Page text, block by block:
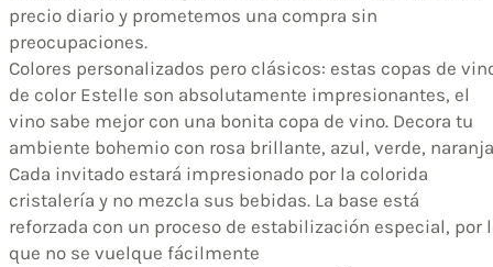
precio diario y prometemos una compra sin
preocupaciones.
Colores personalizados pero clásicos: estas copas de
de color Estelle son absolutamente impresionantes, el
vino sabe mejor con una bonita copa de vino. Decora tu
ambiente bohemio con rosa brillante, azul, verde,
Cada invitado estará impresionado por la colorida
cristalería y no mezcla sus bebidas. La base está
reforzada con un proceso de estabilización especial, por
que no se vuelque fácilmente